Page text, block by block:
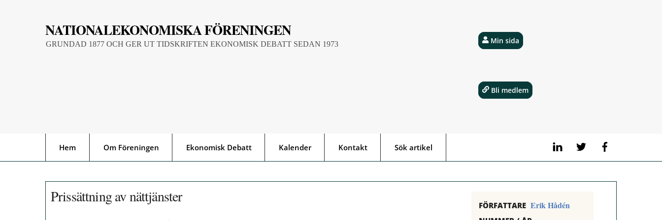
NATIONALEKONOMISKA FÖRENINGEN
GRUNDAD 1877 OCH GER UT TIDSKRIFTEN EKONOMISK DEBATT SEDAN 1973
LinkedIn Twitter
Hem Om Föreningen Ekonomisk Debatt Kalender Kontakt Sök artikel
Min sida
Bli medlem
Prissättning av nättjänster FÖRFATTARE Erik Hådén